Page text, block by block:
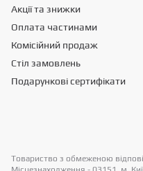
Акції та знижки
Оплата частинами
Комісійний продаж
Стіл замовлень
Подарункові сертифікати
Товариство з обмеженою